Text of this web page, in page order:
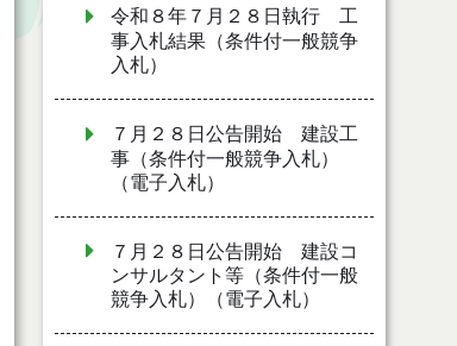
令和８年７月２８日執行 工
事入札結果（条件付一般競争
入札）
７月２８日公告開始 建設工
事（条件付一般競争入札）
（電子入札）
７月２８日公告開始 建設コ
ンサルタント等（条件付一般
競争入札）（電子入札）